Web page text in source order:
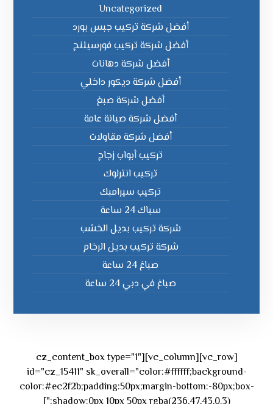
Uncategorized
أفضل شركة تركيب جبس بورد
أفضل شركة تركيب فورسيلنج
أفضل شركة دهانات
أفضل شركة ديكور داخلي
أفضل شركة صبغ
أفضل شركة صيانة عامة
أفضل شركة مقاولات
تركيب أبواب زجاج
تركيب انترلوك
تركيب سيرامبك
سباك 24 ساعة
شركة تركيب بديل الخشب
شركة تركيب بديل الرخام
صباغ 24 ساعة
صباغ في دبي 24 ساعة
[vc_row][vc_column][cz_content_box type="1"
id="cz_15411" sk_overall="color:#ffffff;background-
color:#ec2f2b;padding:50px;margin-bottom:-80px;box-